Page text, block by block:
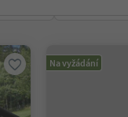
Na vyžádání